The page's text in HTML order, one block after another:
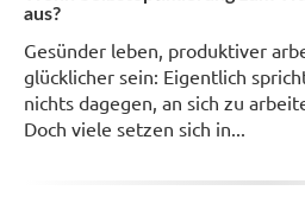
aus?
Gesünder leben, produktiver
glücklicher sein: Eigentlich
nichts dagegen, an sich zu
Doch viele setzen sich in...